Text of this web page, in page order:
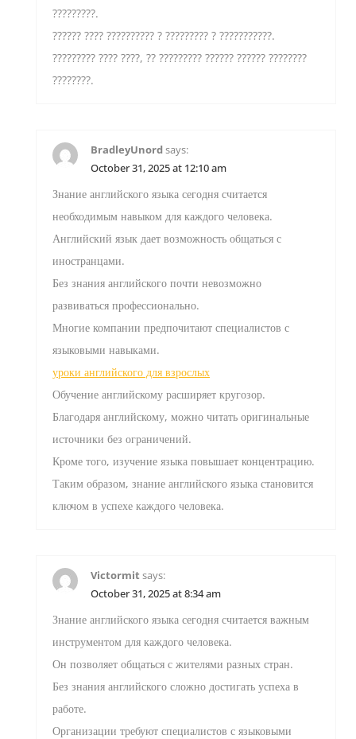
?????????.
?????? ???? ?????????? ? ????????? ? ???????????.
????????? ???? ????, ?? ????????? ?????? ?????? ????????
????????.
BradleyUnordsays:
October 31, 2025 at 12:10 am
Знание английского языка сегодня считается
необходимым навыком для каждого человека.
Английский язык дает возможность общаться с
иностранцами.
Без знания английского почти невозможно
развиваться профессионально.
Многие компании предпочитают специалистов с
языковыми навыками.
уроки английского для взрослых
Обучение английскому расширяет кругозор.
Благодаря английскому, можно читать оригинальные
источники без ограничений.
Кроме того, изучение языка повышает концентрацию.
Таким образом, знание английского языка становится
ключом в успехе каждого человека.
Victormit says:
October 31, 2025 at 8:34 am
Знание английского языка сегодня считается важным
инструментом для каждого человека.
Он позволяет общаться с жителями разных стран.
Без знания английского сложно достигать успеха в
работе.
Организации требуют специалистов с языковыми